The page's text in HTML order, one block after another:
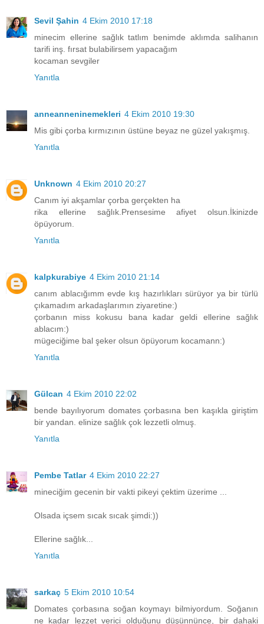
Sevil Şahin 4 Ekim 2010 17:18
minecim ellerine sağlık tatlım benimde aklımda salihanın
tarifi inş. fırsat bulabilirsem yapacağım
kocaman sevgiler
Yanıtla
anneanneninemekleri 4 Ekim 2010 19:30
Mis gibi çorba kırmızının üstüne beyaz ne güzel yakışmış.
Yanıtla
Unknown 4 Ekim 2010 20:27
Canım iyi akşamlar çorba gerçekten ha
rika ellerine sağlık.Prensesime afiyet olsun.İkinizde
öpüyorum.
Yanıtla
kalpkurabiye 4 Ekim 2010 21:14
canım ablacığımm evde kış hazırlıkları sürüyor ya bir türlü
çıkamadım arkadaşlarımın ziyaretine:)
çorbanın miss kokusu bana kadar geldi ellerine sağlık
ablacım:)
mügeciğime bal şeker olsun öpüyorum kocamann:)
Yanıtla
Gülcan 4 Ekim 2010 22:02
bende bayılıyorum domates çorbasına ben kaşıkla giriştim
bir yandan. elinize sağlık çok lezzetli olmuş.
Yanıtla
Pembe Tatlar 4 Ekim 2010 22:27
mineciğim gecenin bir vakti pikeyi çektim üzerime ...
Olsada içsem sıcak sıcak şimdi:))
Ellerine sağlık...
Yanıtla
sarkaç 5 Ekim 2010 10:54
Domates çorbasına soğan koymayı bilmiyordum. Soğanın
ne kadar lezzet verici olduğunu düşünnünce, bir dahaki